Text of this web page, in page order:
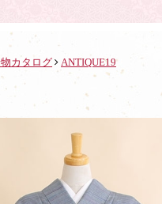
カタログ ANTIQUE19